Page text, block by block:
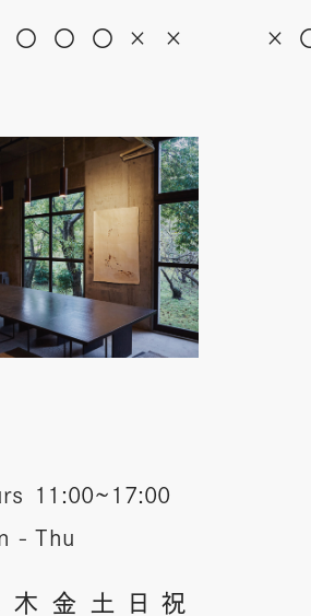
〇 〇 〇 × × ×
11:00~17:00
- Thu
木 金 土 日 祝